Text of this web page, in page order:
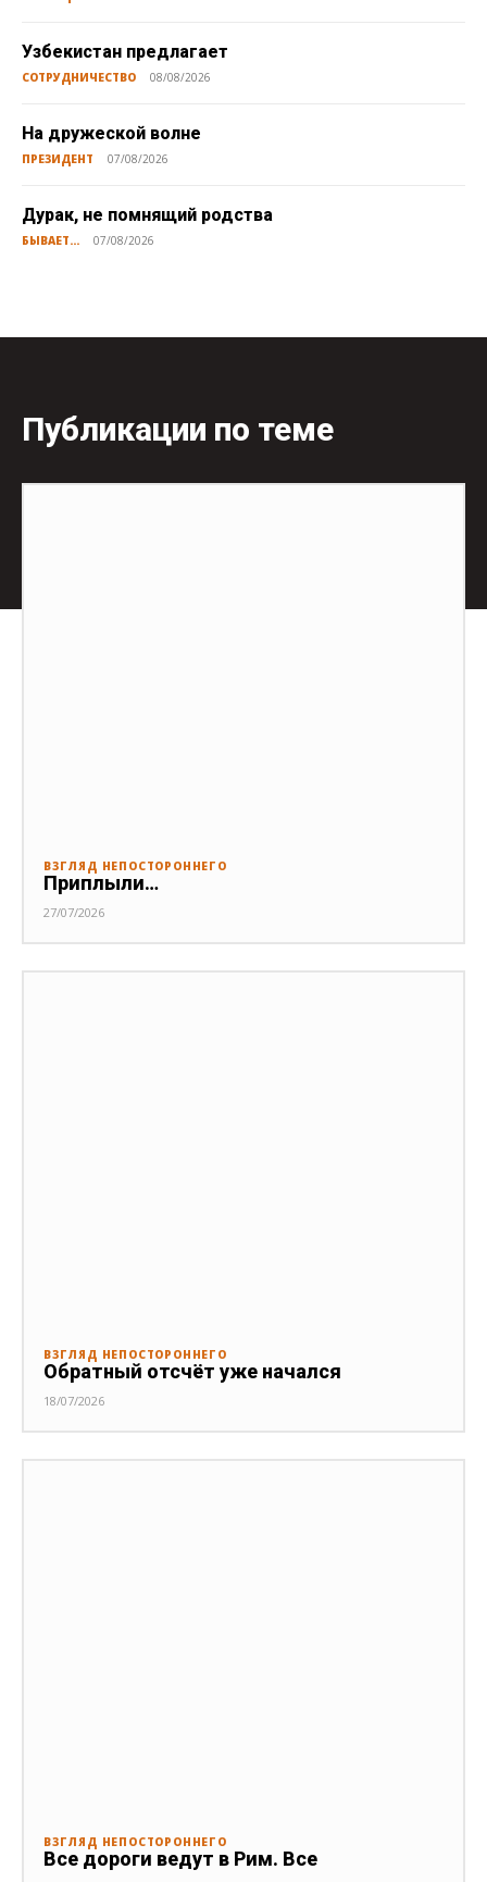
Узбекистан предлагает
СОТРУДНИЧЕСТВО 08/08/2026
На дружеской волне
ПРЕЗИДЕНТ 07/08/2026
Дурак, не помнящий родства
БЫВАЕТ... 07/08/2026
Публикации по теме
ВЗГЛЯД НЕПОСТОРОННЕГО
Приплыли…
27/07/2026
ВЗГЛЯД НЕПОСТОРОННЕГО
Обратный отсчёт уже начался
18/07/2026
ВЗГЛЯД НЕПОСТОРОННЕГО
Все дороги ведут в Рим. Все